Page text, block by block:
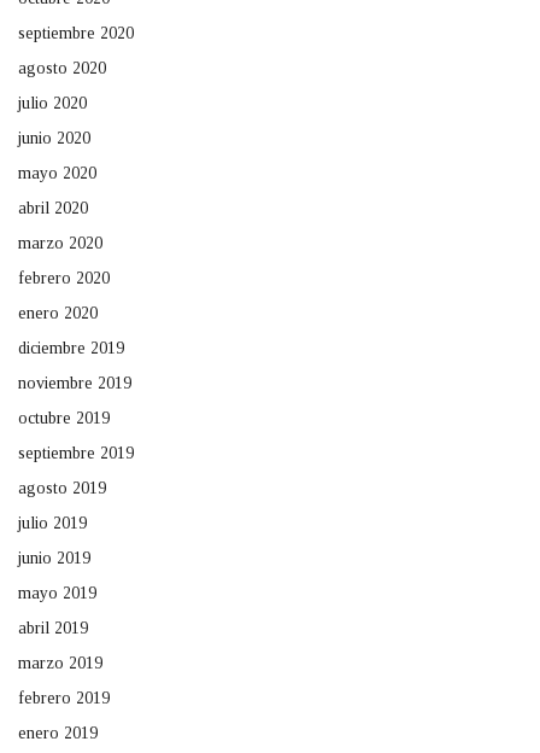
septiembre 2020
agosto 2020
julio 2020
junio 2020
mayo 2020
abril 2020
marzo 2020
febrero 2020
enero 2020
diciembre 2019
noviembre 2019
octubre 2019
septiembre 2019
agosto 2019
julio 2019
junio 2019
mayo 2019
abril 2019
marzo 2019
febrero 2019
enero 2019